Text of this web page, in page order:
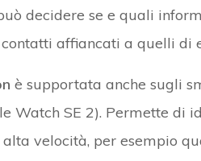
decidere se e quali
affiancati a quelli di
è supportata anche sugli
Watch SE 2). Permette di
velocità, per esempio